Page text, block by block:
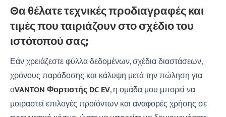
Θα θέλατε τεχνικές προδιαγραφές και
τιμές που ταιριάζουν στο σχέδιο του
ιστότοπού σας;
Εάν χρειάζεστε φύλλα δεδομένων, σχέδια διαστάσεων,
χρόνους παράδοσης και κάλυψη μετά την πώληση για
αVANTONΦορτιστής DC EV, η ομάδα μου μπορεί να
μοιραστεί επιλογές προϊόντων και αναφορές χρήσης σε